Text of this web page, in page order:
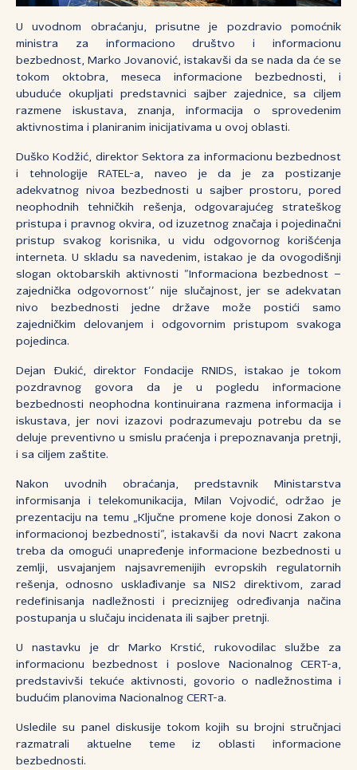
U uvodnom obraćanju, prisutne je pozdravio pomoćnik
ministra za informaciono društvo i informacionu
bezbednost, Marko Jovanović, istakavši da se nada da će se
tokom oktobra, meseca informacione bezbednosti, i
ubuduće okupljati predstavnici sajber zajednice, sa ciljem
razmene iskustava, znanja, informacija o sprovedenim
aktivnostima i planiranim inicijativama u ovoj oblasti.
Duško Kodžić, direktor Sektora za informacionu bezbednost
i tehnologije RATEL-a, naveo je da je za postizanje
adekvatnog nivoa bezbednosti u sajber prostoru, pored
neophodnih tehničkih rešenja, odgovarajućeg strateškog
pristupa i pravnog okvira, od izuzetnog značaja i pojedinačni
pristup svakog korisnika, u vidu odgovornog korišćenja
interneta. U skladu sa navedenim, istakao je da ovogodišnji
slogan oktobarskih aktivnosti ”Informaciona bezbednost –
zajednička odgovornost’’ nije slučajnost, jer se adekvatan
nivo bezbednosti jedne države može postići samo
zajedničkim delovanjem i odgovornim pristupom svakoga
pojedinca.
Dejan Đukić, direktor Fondacije RNIDS, istakao je tokom
pozdravnog govora da je u pogledu informacione
bezbednosti neophodna kontinuirana razmena informacija i
iskustava, jer novi izazovi podrazumevaju potrebu da se
deluje preventivno u smislu praćenja i prepoznavanja pretnji,
i sa ciljem zaštite.
Nakon uvodnih obraćanja, predstavnik Ministarstva
informisanja i telekomunikacija, Milan Vojvodić, održao je
prezentaciju na temu „Ključne promene koje donosi Zakon o
informacionoj bezbednosti”, istakavši da novi Nacrt zakona
treba da omogući unapređenje informacione bezbednosti u
zemlji, usvajanjem najsavremenijih evropskih regulatornih
rešenja, odnosno usklađivanje sa NIS2 direktivom, zarad
redefinisanja nadležnosti i preciznijeg određivanja načina
postupanja u slučaju incidenata ili sajber pretnji.
U nastavku je dr Marko Krstić, rukovodilac službe za
informacionu bezbednost i poslove Nacionalnog CERT-a,
predstavivši tekuće aktivnosti, govorio o nadležnostima i
budućim planovima Nacionalnog CERT-a.
Usledile su panel diskusije tokom kojih su brojni stručnjaci
razmatrali aktuelne teme iz oblasti informacione
bezbednosti.